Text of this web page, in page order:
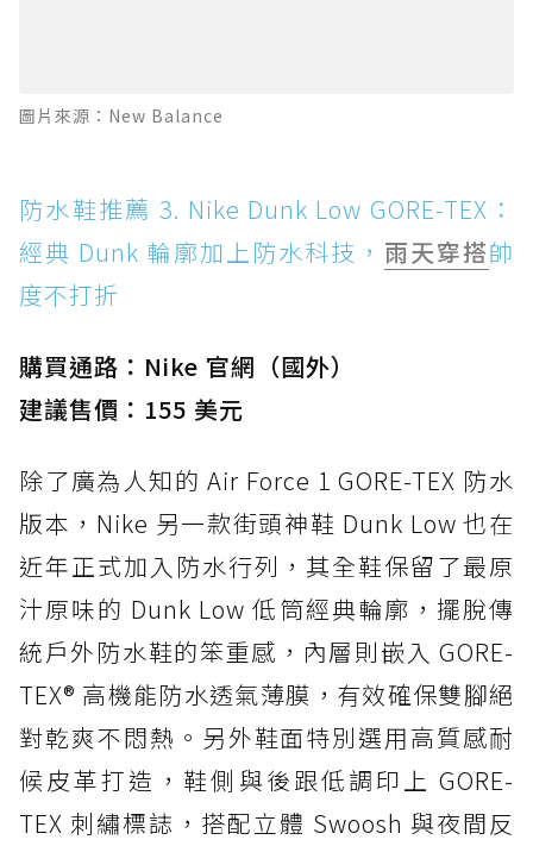
圖片來源：New Balance
防水鞋推薦 3. Nike Dunk Low GORE-TEX：
經典 Dunk 輪廓加上防水科技， 雨天穿搭帥
度不打折
購買通路：Nike 官網（國外）
建議售價：155 美元
除了廣為人知的 Air Force 1 GORE-TEX 防水
版本，Nike 另一款街頭神鞋 Dunk Low 也在
近年正式加入防水行列，其全鞋保留了最原
汁原味的 Dunk Low 低筒經典輪廓，擺脫傳
統戶外防水鞋的笨重感，內層則嵌入 GORE-
TEX® 高機能防水透氣薄膜，有效確保雙腳絕
對乾爽不悶熱。另外鞋面特別選用高質感耐
候皮革打造，鞋側與後跟低調印上 GORE-
TEX 刺繡標誌，搭配立體 Swoosh 與夜間反